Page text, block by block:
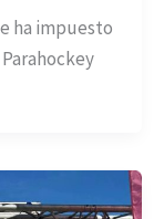
ha impuesto